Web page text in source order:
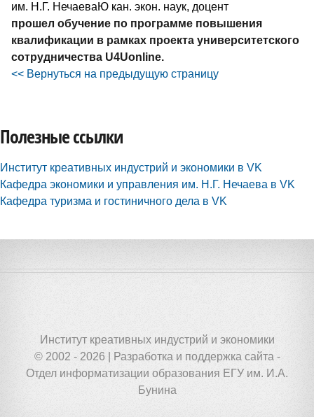
им. Н.Г. НечаеваЮ кан. экон. наук, доцент
прошел обучение по программе повышения
квалификации в рамках проекта университетского
сотрудничества U4Uonline.
<< Вернуться на предыдущую страницу
Полезные ссылки
Институт креативных индустрий и экономики в VK
Кафедра экономики и управления им. Н.Г. Нечаева в VK
Кафедра туризма и гостиничного дела в VK
Институт креативных индустрий и экономики
© 2002 - 2026 | Разработка и поддержка сайта -
Отдел информатизации образования ЕГУ им. И.А.
Бунина